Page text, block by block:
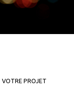
VOTRE PROJET